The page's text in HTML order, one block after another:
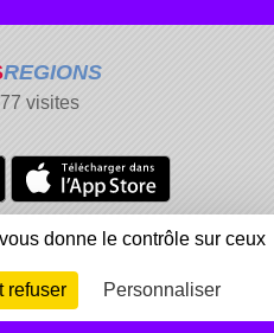
REGIONS
visites
des cookies
un contenu inapproprié
Connexion
donne le contrôle sur ceux
refuser Personnaliser